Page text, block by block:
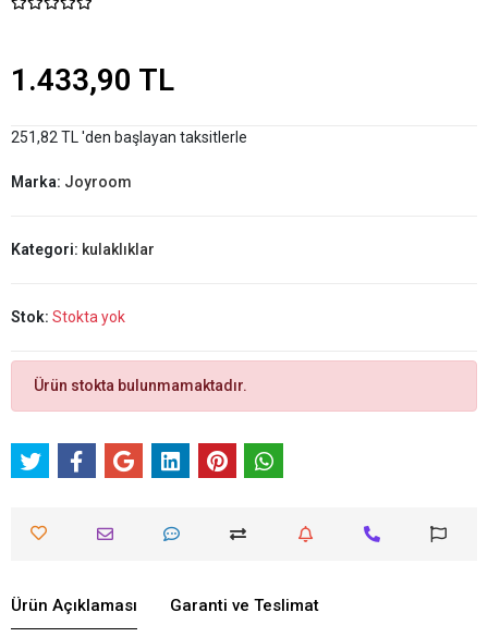
1.433,90 TL
251,82 TL 'den başlayan taksitlerle
Marka: Joyroom
Kategori: kulaklıklar
Stok: Stokta yok
Ürün stokta bulunmamaktadır.
Ürün Açıklaması Garanti ve Teslimat